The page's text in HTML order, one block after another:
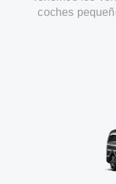
coches